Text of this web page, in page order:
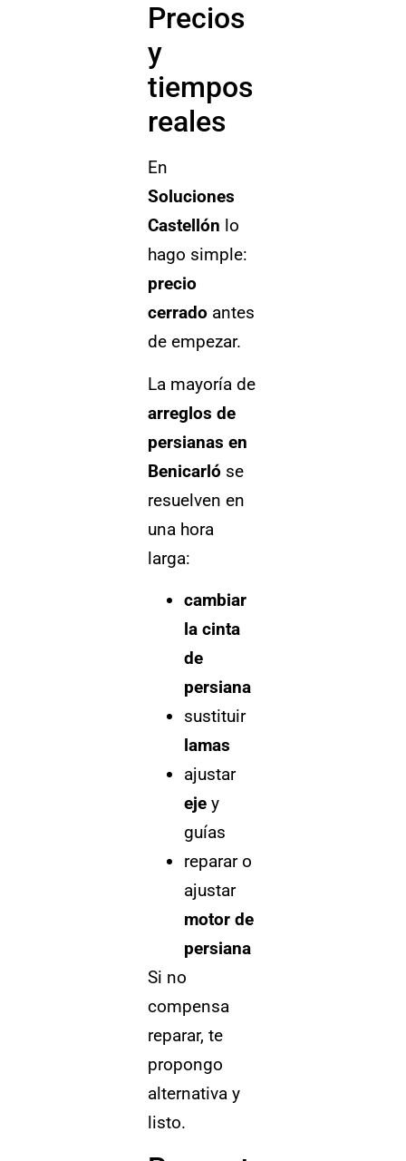
Precios
y
tiempos
reales
En
Soluciones
Castellón lo
hago simple:
precio
cerrado antes
de empezar.
La mayoría de
arreglos de
persianas en
Benicarló se
resuelven en
una hora
larga:
cambiar
la cinta
de
persiana
sustituir
lamas
ajustar
ejey
guías
reparar o
ajustar
motor de
persiana
Si no
compensa
reparar, te
propongo
alternativa y
listo.